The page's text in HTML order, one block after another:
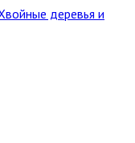
деревья и